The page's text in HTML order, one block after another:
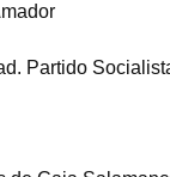
Partido